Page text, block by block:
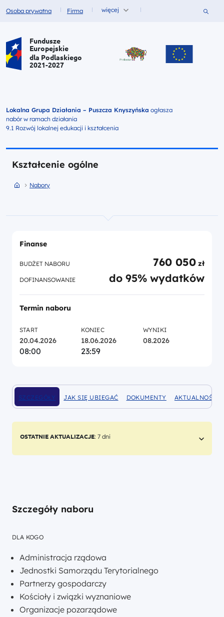
Fundusze dla
Osoba prywatna Fundusze dla
Firma więcej
Portal Funduszy Europejskich
Fundusze
Europejskie
dla Podlaskiego
2021-2027
Lokalna Grupa Działania – Puszcza Knyszyńska ogłasza
nabór w ramach działania
9.1 Rozwój lokalnej edukacji i kształcenia
Kształcenie ogólne
Przejdź do strony głównej portalu
NaboryPrzejdź do Nabory
SZCZEGÓŁY
DOFINANSOWANIA
JAK SIĘ UBIEGAĆ
O DOFINANSOWANIE
DOKUMENTY
WYMAGANE JAKO ZAŁĄCZNIK
AKTUALNOŚCI
NA TEMAT
OSTATNIE AKTUALIZACJE: 7 dni Zwiń/
Szczegóły naboru
DLA KOGO
Administracja rządowa
Jednostki Samorządu Terytorialnego
Partnerzy gospodarczy
Kościoły i związki wyznaniowe
Organizacje pozarządowe
Finanse
BUDŻET NABORU 760 050 zł
DOFINANSOWANIE do 95% wydatków
Termin naboru
START
20.04.2026
08:00
KONIEC
18.06.2026
23:59
WYNIKI
08.2026